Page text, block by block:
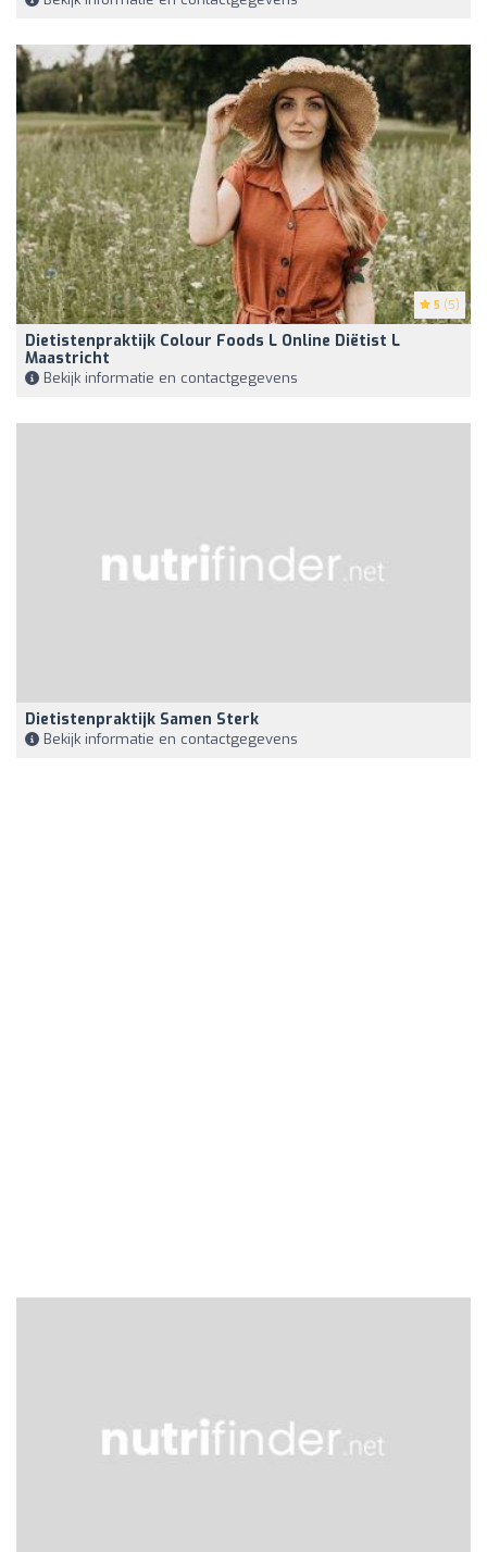
5 (5)
Dietistenpraktijk Colour Foods L Online Diëtist L
Maastricht
Bekijk informatie en contactgegevens
Dietistenpraktijk Samen Sterk
Bekijk informatie en contactgegevens